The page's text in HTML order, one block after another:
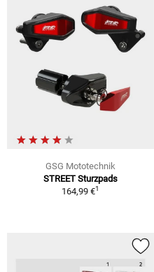
GSG Mototechnik
STREET Sturzpads
164,99 €1